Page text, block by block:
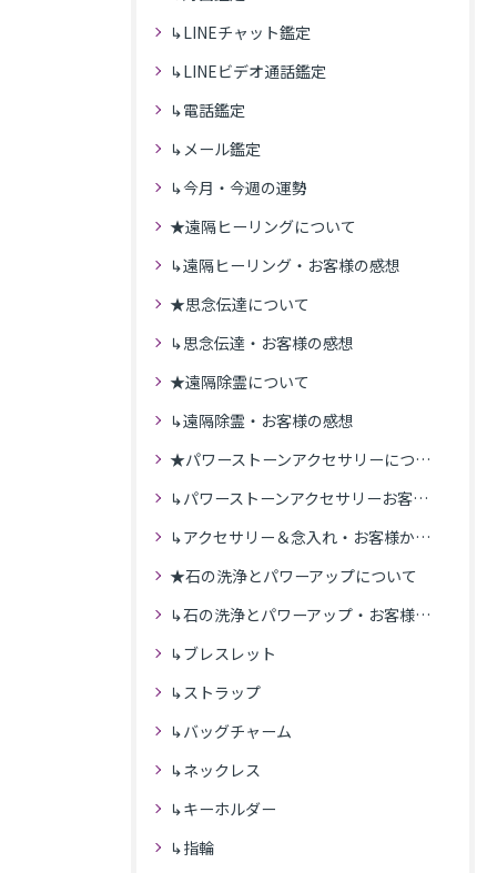
↳LINEチャット鑑定
↳LINEビデオ通話鑑定
↳電話鑑定
↳メール鑑定
↳今月・今週の運勢
★遠隔ヒーリングについて
↳遠隔ヒーリング・お客様の感想
★思念伝達について
↳思念伝達・お客様の感想
★遠隔除霊について
↳遠隔除霊・お客様の感想
★パワーストーンアクセサリーについて
↳パワーストーンアクセサリーお客様の発送商品一覧
↳アクセサリー＆念入れ・お客様からの感想
★石の洗浄とパワーアップについて
↳石の洗浄とパワーアップ・お客様の感想
↳ブレスレット
↳ストラップ
↳バッグチャーム
↳ネックレス
↳キーホルダー
↳指輪